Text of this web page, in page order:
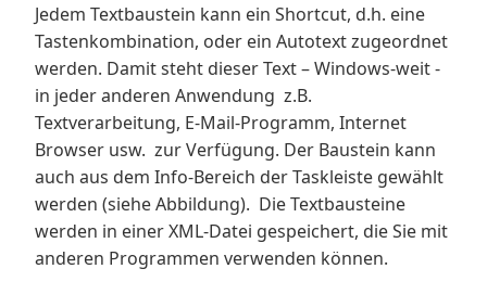
Jedem Textbaustein kann ein Shortcut, d.h. eine
Tastenkombination, oder ein Autotext zugeordnet
werden. Damit steht dieser Text – Windows-weit -
in jeder anderen Anwendung z.B.
Textverarbeitung, E-Mail-Programm, Internet
Browser usw. zur Verfügung. Der Baustein kann
auch aus dem Info-Bereich der Taskleiste gewählt
werden (siehe Abbildung). Die Textbausteine
werden in einer XML-Datei gespeichert, die Sie mit
anderen Programmen verwenden können.